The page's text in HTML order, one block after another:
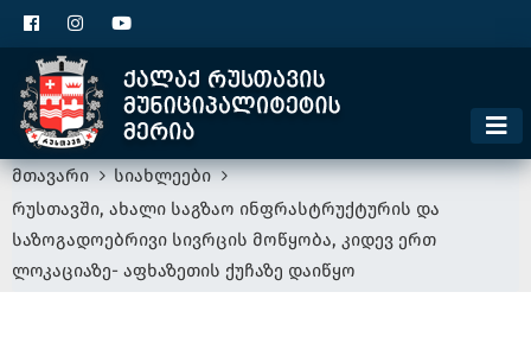
მთავარი
სიახლეები
რუსთავში, ახალი საგზაო ინფრასტრუქტურის და
საზოგადოებრივი სივრცის მოწყობა, კიდევ ერთ
ლოკაციაზე- აფხაზეთის ქუჩაზე დაიწყო